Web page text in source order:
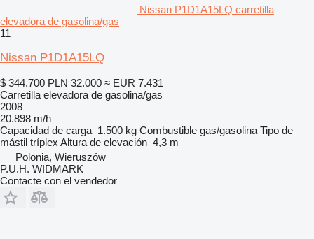
Nissan P1D1A15LQ carretilla
elevadora de gasolina/gas
11
Nissan P1D1A15LQ
$ 344.700 PLN 32.000 ≈ EUR 7.431
Carretilla elevadora de gasolina/gas
2008
20.898 m/h
Capacidad de carga 1.500 kg Combustible gas/gasolina Tipo de
mástil tríplex Altura de elevación 4,3 m
Polonia, Wieruszów
P.U.H. WIDMARK
Contacte con el vendedor